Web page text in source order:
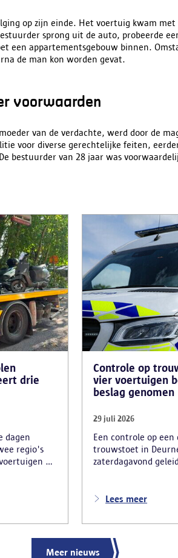
op zijn einde. Het voertuig kwam
sprong uit de auto, probeerde
een appartementsgebouw binnen.
de man kon worden gevat.
voorwaarden
van de verdachte, werd door de
voor diverse gerechtelijke feiten,
bestuurder van 28 jaar was
drie
dagen
regio's
en
zijn
Controle op
vier voertuigen
beslag genomen
29 juli 2026
Een controle op een
trouwstoet in
zaterdagavond
vaststellingen van
melding hadden
verkeershinder die
Lees meer
Meer nieuws